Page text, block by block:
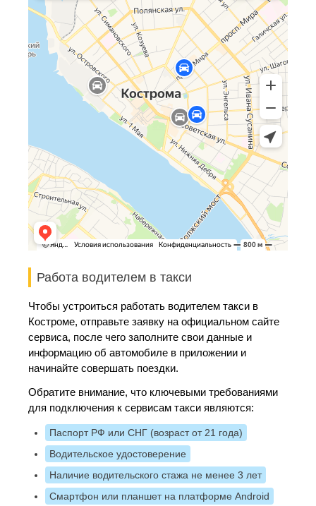
Работа водителем в такси
Чтобы устроиться работать водителем такси в
Костроме, отправьте заявку на официальном сайте
сервиса, после чего заполните свои данные и
информацию об автомобиле в приложении и
начинайте совершать поездки.
Обратите внимание, что ключевыми требованиями
для подключения к сервисам такси являются:
Паспорт РФ или СНГ (возраст от 21 года)
Водительское удостоверение
Наличие водительского стажа не менее 3 лет
Смартфон или планшет на платформе Android